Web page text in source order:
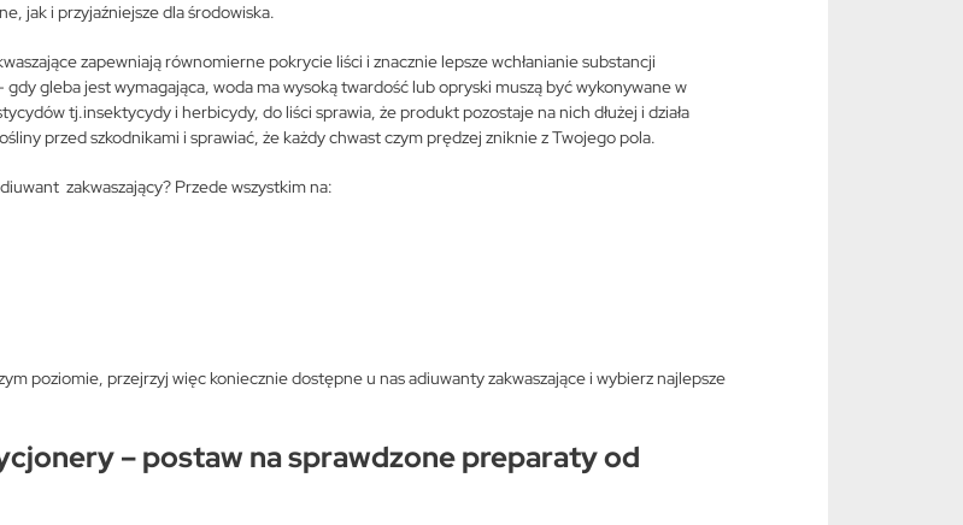
jak i przyjaźniejsze dla środowiska.
zapewniają równomierne pokrycie liści i znacznie lepsze wchłanianie substancji
gleba jest wymagająca, woda ma wysoką twardość lub opryski muszą być wykonywane w
tj.insektycydy i herbicydy, do liści sprawia, że produkt pozostaje na nich dłużej i działa
przed szkodnikami i sprawiać, że każdy chwast czym prędzej zniknie z Twojego pola.
zakwaszający? Przede wszystkim na:
poziomie, przejrzyj więc koniecznie dostępne u nas adiuwanty zakwaszające i wybierz najlepsze
– postaw na sprawdzone preparaty od